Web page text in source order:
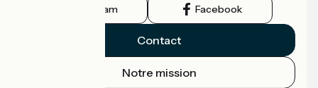
Instagram Facebook
Contact
Notre mission